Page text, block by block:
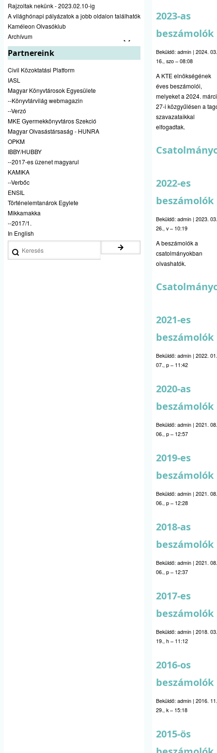
Rajzoltak nekünk - 2023.02.10-ig
A világhónapi pályázatok a jobb oldalon találhatók
Kaméleon Olvasóklub
Archívum
Partnereink
Civil Közoktatási Platform
IASL
Magyar Könyvtárosok Egyesülete
--Könyvtárvilág webmagazin
--Verzó
MKE Gyermekkönyvtáros Szekció
Magyar Olvasástársaság - HUNRA
OPKM
IBBY/HUBBY
--2017-es üzenet magyarul
KAMIKA
--Verbőc
ENSIL
Történelemtanárok Egylete
Mikkamakka
--2017/1.
In English
2023-as
beszámolók
Beküldő: admin | 2024. 03.
16., szo – 08:08
A KTE elnökségének
éves beszámolói,
melyeket a 2024.
27-i közgyűlésen a
szavazataikkal
elfogadtak.
2022-es
beszámolók
Beküldő: admin | 2023. 03.
26., v – 10:19
A beszámolók a
csatolmányokban
olvashatók.
2021-es
beszámolók
Beküldő: admin | 2022. 01.
07., p – 11:42
2020-as
beszámolók
Beküldő: admin | 2021. 08.
06., p – 12:57
2019-es
beszámolók
Beküldő: admin | 2021. 08.
06., p – 12:28
2018-as
beszámolók
Beküldő: admin | 2021. 08.
06., p – 12:37
2017-es
beszámolók
Beküldő: admin | 2018. 03.
19., h – 11:12
2016-os
beszámolók
Beküldő: admin | 2016. 11.
29., k – 15:18
2015-ös